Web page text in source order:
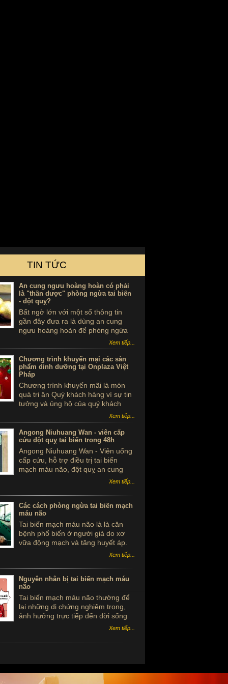
TIN TỨC
An cung ngưu hoàng hoàn có phải
là "thần dược" phòng ngừa tai biến
- đột quỵ?
Bất ngờ lớn với một số thông tin
gần đây đưa ra là dùng an cung
ngưu hoàng hoàn để phòng ngừa
tai biến - đột quỵ là ...tự sát. Thực
hư sản phẩm này ra sao, có thể
dùng để phòng tai biến - đột quỵ
không?
Xem tiếp...
Chương trình khuyến mại các sản
phẩm dinh dưỡng tại Onplaza Việt
Pháp
Chương trình khuyến mãi là món
quà tri ân Quý khách hàng vì sự tin
tưởng và ủng hộ của quý khách
Xem tiếp...
Angong Niuhuang Wan - viên cấp
cứu đột quỵ tai biến trong 48h
Angong Niuhuang Wan - Viên uống
cấp cứu, hỗ trợ điều trị tai biến
mạch máu não, đột quỵ an cung
ngưu hoàng hoàn hộp gỗ màu xanh
Xem tiếp...
Các cách phòng ngừa tai biến mạch
máu não
Tai biến mạch máu não là là căn
bệnh phổ biến ở người già do xơ
vữa động mạch và tăng huyết áp.
Nếu biết cách phòng ngừa tai biến
được những rủi ro đáng tiếc cho
bệnh nhân.
Xem tiếp...
Nguyên nhân bị tai biến mạch máu
não
Tai biến mạch máu não thường để
lại những di chứng nghiêm trọng,
ảnh hưởng trực tiếp đến đời sống
tinh thần và sức khỏe của con
nhân bị tai biến mạch máu não mà
Xem tiếp...